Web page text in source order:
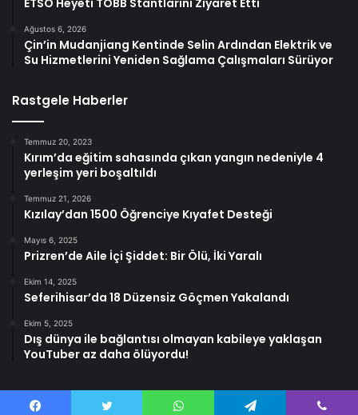
Ağustos 6, 2026
Çin’in Mudanjiang Kentinde Selin Ardından Elektrik ve
Su Hizmetlerini Yeniden Sağlama Çalışmaları Sürüyor
Rastgele Haberler
Temmuz 20, 2023
Kırım’da eğitim sahasında çıkan yangın nedeniyle 4
yerleşim yeri boşaltıldı
Temmuz 21, 2026
Kızılay’dan 1500 Öğrenciye Kıyafet Desteği
Mayıs 6, 2025
Prizren’de Aile İçi Şiddet: Bir Ölü, İki Yaralı
Ekim 14, 2025
Seferihisar’da 18 Düzensiz Göçmen Yakalandı
Ekim 5, 2025
Dış dünya ile bağlantısı olmayan kabileye yaklaşan
YouTuber az daha ölüyordu!